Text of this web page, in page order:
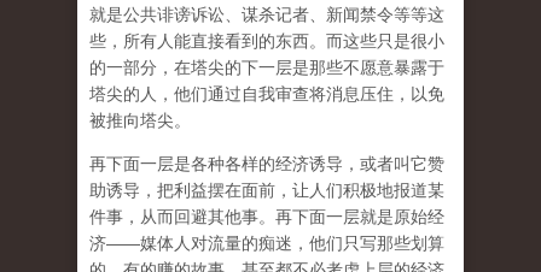
就是公共诽谤诉讼、谋杀记者、新闻禁令等等这
些，所有人能直接看到的东西。而这些只是很小
的一部分，在塔尖的下一层是那些不愿意暴露于
塔尖的人，他们通过自我审查将消息压住，以免
被推向塔尖。
再下面一层是各种各样的经济诱导，或者叫它赞
助诱导，把利益摆在面前，让人们积极地报道某
件事，从而回避其他事。再下面一层就是原始经
济——媒体人对流量的痴迷，他们只写那些划算